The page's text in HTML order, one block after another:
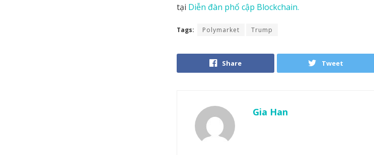
tại Diễn đàn phổ cập Blockchain.
Tags: Polymarket Trump
Share Tweet
Gia Han